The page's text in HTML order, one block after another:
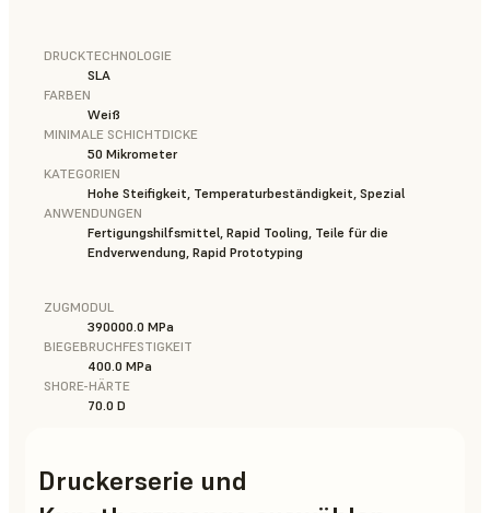
DRUCKTECHNOLOGIE
SLA
FARBEN
Weiß
MINIMALE SCHICHTDICKE
50 Mikrometer
KATEGORIEN
Hohe Steifigkeit, Temperaturbeständigkeit, Spezial
ANWENDUNGEN
Fertigungshilfsmittel, Rapid Tooling, Teile für die
Endverwendung, Rapid Prototyping
ZUGMODUL
390000.0 MPa
BIEGEBRUCHFESTIGKEIT
400.0 MPa
SHORE-HÄRTE
70.0 D
Druckerserie und